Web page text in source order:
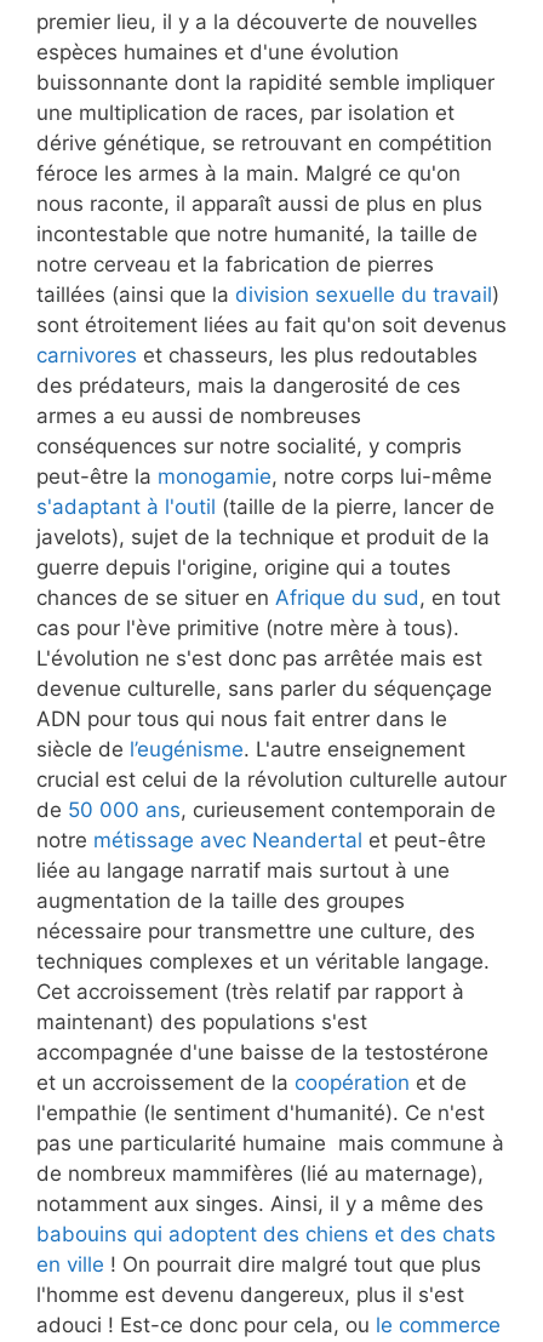
premier lieu, il y a la découverte de nouvelles
espèces humaines et d'une évolution
buissonnante dont la rapidité semble impliquer
une multiplication de races, par isolation et
dérive génétique, se retrouvant en compétition
féroce les armes à la main. Malgré ce qu'on
nous raconte, il apparaît aussi de plus en plus
incontestable que notre humanité, la taille de
notre cerveau et la fabrication de pierres
taillées (ainsi que la division sexuelle du travail)
sont étroitement liées au fait qu'on soit devenus
carnivores et chasseurs, les plus redoutables
des prédateurs, mais la dangerosité de ces
armes a eu aussi de nombreuses
conséquences sur notre socialité, y compris
peut-être la monogamie, notre corps lui-même
s'adaptant à l'outil (taille de la pierre, lancer de
javelots), sujet de la technique et produit de la
guerre depuis l'origine, origine qui a toutes
chances de se situer en Afrique du sud, en tout
cas pour l'ève primitive (notre mère à tous).
L'évolution ne s'est donc pas arrêtée mais est
devenue culturelle, sans parler du séquençage
ADN pour tous qui nous fait entrer dans le
siècle de l’eugénisme. L'autre enseignement
crucial est celui de la révolution culturelle autour
de 50 000 ans, curieusement contemporain de
notre métissage avec Neandertal et peut-être
liée au langage narratif mais surtout à une
augmentation de la taille des groupes
nécessaire pour transmettre une culture, des
techniques complexes et un véritable langage.
Cet accroissement (très relatif par rapport à
maintenant) des populations s'est
accompagnée d'une baisse de la testostérone
et un accroissement de la coopération et de
l'empathie (le sentiment d'humanité). Ce n'est
pas une particularité humaine mais commune à
de nombreux mammifères (lié au maternage),
notamment aux singes. Ainsi, il y a même des
babouins qui adoptent des chiens et des chats
en ville ! On pourrait dire malgré tout que plus
l'homme est devenu dangereux, plus il s'est
adouci ! Est-ce donc pour cela, ou le commerce